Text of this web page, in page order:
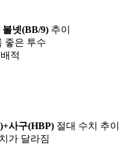
볼넷(BB/9) 추이
좋은 투수
적
사구(HBP) 절대 수치 추이
가 달라짐